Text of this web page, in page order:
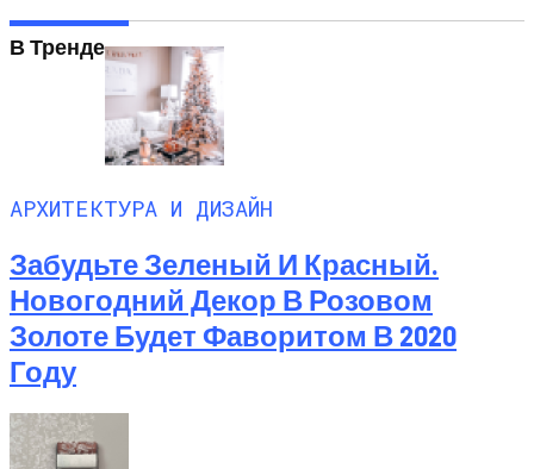
В Тренде
АРХИТЕКТУРА И ДИЗАЙН
Забудьте Зеленый И Красный.
Новогодний Декор В Розовом
Золоте Будет Фаворитом В 2020
Году